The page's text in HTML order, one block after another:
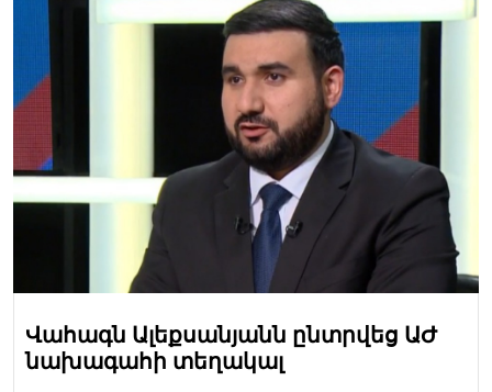
Վահագն Ալեքսանյանն ընտրվեց ԱԺ
նախագահի տեղակալ